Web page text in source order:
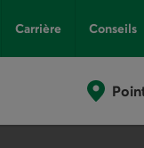
Carrière Conseils